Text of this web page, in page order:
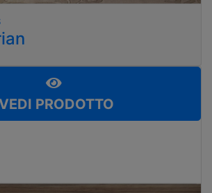
PRODOTTO